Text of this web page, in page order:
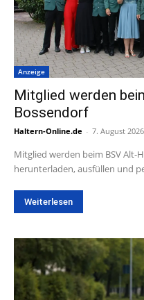
Anzeige
Mitglied werden
Bossendorf
Haltern-Online.de - 7. August 2026
Mitglied werden beim BSV
herunterladen, ausfüllen und
Weiterlesen